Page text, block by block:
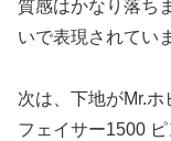
質感はかなり落ち
いで表現されてい
次は、下地がMr.
フェイサー1500 ピ